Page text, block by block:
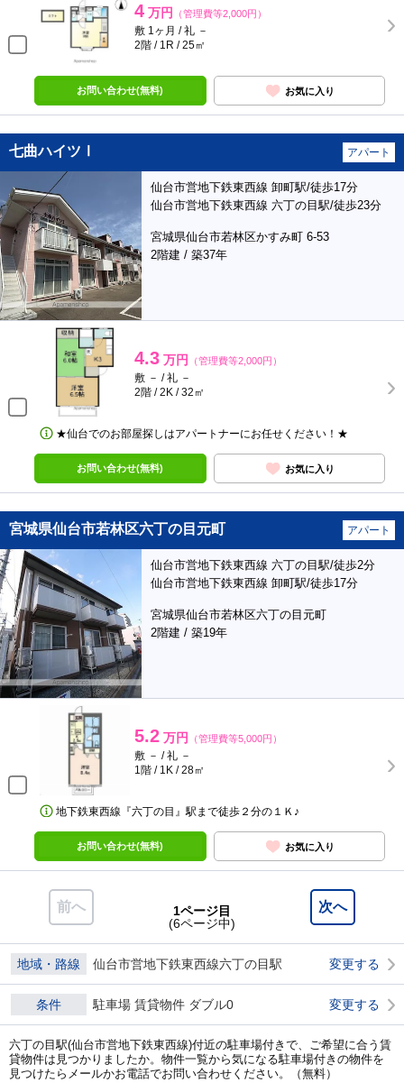
4 万円 （管理費等2,000円）
敷 1ヶ月 / 礼 －
2階 / 1R / 25㎡
お問い合わせ(無料) お気に入り
七曲ハイツⅠ アパート
仙台市営地下鉄東西線 卸町駅/徒歩17分
仙台市営地下鉄東西線 六丁の目駅/徒歩23分
宮城県仙台市若林区かすみ町 6-53
2階建 / 築37年
4.3 万円 （管理費等2,000円）
敷 － / 礼 －
2階 / 2K / 32㎡
★仙台でのお部屋探しはアパートナーにお任せください！★
お問い合わせ(無料) お気に入り
宮城県仙台市若林区六丁の目元町 アパート
仙台市営地下鉄東西線 六丁の目駅/徒歩2分
仙台市営地下鉄東西線 卸町駅/徒歩17分
宮城県仙台市若林区六丁の目元町
2階建 / 築19年
5.2 万円 （管理費等5,000円）
敷 － / 礼 －
1階 / 1K / 28㎡
地下鉄東西線『六丁の目』駅まで徒歩２分の１Ｋ♪
お問い合わせ(無料) お気に入り
前へ 次へ
1ページ目
(6ページ中)
地域・路線 仙台市営地下鉄東西線六丁の目駅 変更する
条件 駐車場 賃貸物件 ダブル0 変更する
六丁の目駅(仙台市営地下鉄東西線)付近の駐車場付きで、ご希望に合う賃
貸物件は見つかりましたか。物件一覧から気になる駐車場付きの物件を
見つけたらメールかお電話でお問い合わせください。（無料）